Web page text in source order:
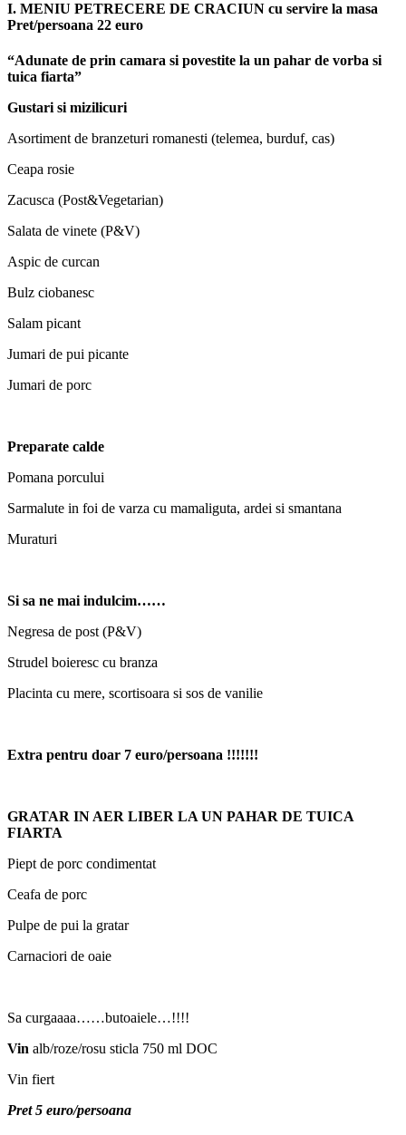
I. MENIU PETRECERE DE CRACIUN cu servire la masa
Pret/persoana 22 euro
“Adunate de prin camara si povestite la un pahar de vorba si
tuica fiarta”
Gustari si mizilicuri
Asortiment de branzeturi romanesti (telemea, burduf, cas)
Ceapa rosie
Zacusca (Post&Vegetarian)
Salata de vinete (P&V)
Aspic de curcan
Bulz ciobanesc
Salam picant
Jumari de pui picante
Jumari de porc
Preparate calde
Pomana porcului
Sarmalute in foi de varza cu mamaliguta, ardei si smantana
Muraturi
Si sa ne mai indulcim……
Negresa de post (P&V)
Strudel boieresc cu branza
Placinta cu mere, scortisoara si sos de vanilie
Extra pentru doar 7 euro/persoana !!!!!!!
GRATAR IN AER LIBER LA UN PAHAR DE TUICA
FIARTA
Piept de porc condimentat
Ceafa de porc
Pulpe de pui la gratar
Carnaciori de oaie
Sa curgaaaa……butoaiele…!!!!
Vin alb/roze/rosu sticla 750 ml DOC
Vin fiert
Pret 5 euro/persoana